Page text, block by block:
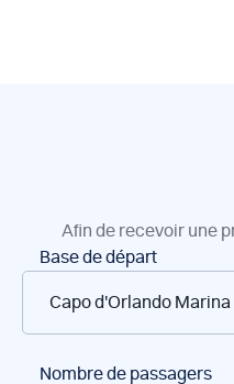
Afin de recevoir une
Réservation
bateaux
Base de départ
Nombre de passagers